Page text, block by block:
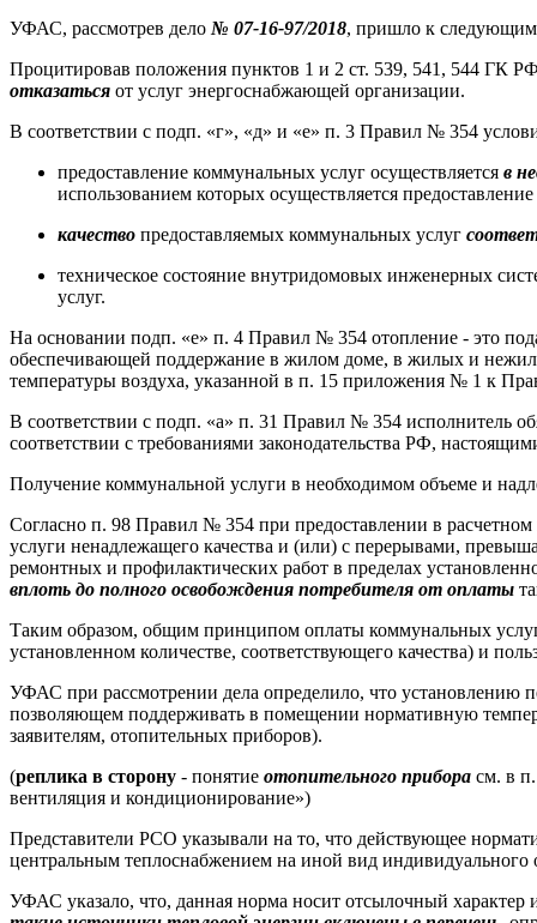
УФАС, рассмотрев дело № 07-16-97/2018, пришло к
Процитировав положения пунктов 1 и 2 ст. 539, 541, 544 ГК
отказаться от услуг энергоснабжающей организации.
В соответствии с подп. «г», «д» и «е» п. 3 Правил № 354
предоставление коммунальных услуг осуществляется в
использованием которых осуществляется
качество предоставляемых коммунальных услуг
техническое состояние внутридомовых инженерных
услуг.
На основании подп. «е» п. 4 Правил № 354 отопление - это
обеспечивающей поддержание в жилом доме, в жилых и
температуры воздуха, указанной в п. 15 приложения № 1 к
В соответствии с подп. «а» п. 31 Правил № 354 исполнитель
соответствии с требованиями законодательства РФ,
Получение коммунальной услуги в необходимом объеме и
Согласно п. 98 Правил № 354 при предоставлении в
услуги ненадлежащего качества и (или) с перерывами,
ремонтных и профилактических работ в пределах
вплоть до полного освобождения потребителя от оплаты
Таким образом, общим принципом оплаты коммунальных услуг,
установленном количестве, соответствующего качества) и
УФАС при рассмотрении дела определило, что установлению
позволяющем поддерживать в помещении нормативную
заявителям, отопительных приборов).
(реплика в сторону - понятие отопительного прибора см. в
вентиляция и кондиционирование»)
Представители РСО указывали на то, что действующее
центральным теплоснабжением на иной вид индивидуального
УФАС указало, что, данная норма носит отсылочный характер